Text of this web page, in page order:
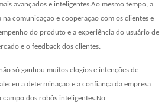
avançados e inteligentes.Ao mesmo tempo, a
na comunicação e cooperação com os clientes e
do produto e a experiência do usuário de
e o feedback dos clientes.
não só ganhou muitos elogios e intenções de
a determinação e a confiança da empresa
dos robôs inteligentes.No